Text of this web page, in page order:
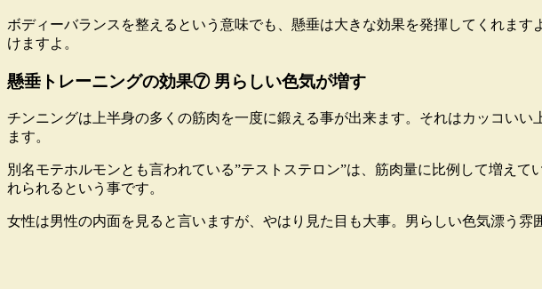
ボディーバランスを整えるという意味でも、懸垂は大きな効果を発揮してくれま
けますよ。
懸垂トレーニングの効果⑦ 男らしい色気が増す
チンニングは上半身の多くの筋肉を一度に鍛える事が出来ます。 それはカッコいい
ます。
別名モテホルモンとも言われている”テストステロン”は、筋肉量に比例して増え
れられるという事です。
女性は男性の内面を見ると言いますが、やはり見た目も大事。男らしい色気漂う